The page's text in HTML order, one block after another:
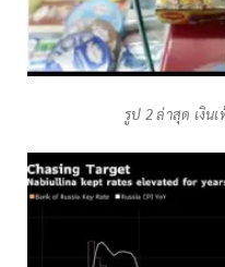
รูป 2 ล่าสุด เงิน